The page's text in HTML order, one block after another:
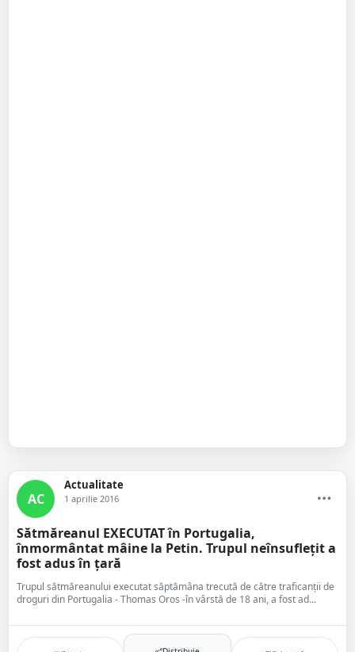
AC
Actualitate
1 aprilie 2016
Sătmăreanul EXECUTAT în Portugalia,
înmormântat mâine la Petin. Trupul neînsuflețit a
fost adus în țară
Trupul sătmăreanului executat săptămâna trecută de către traficanții de
droguri din Portugalia - Thomas Oros -în vârstă de 18 ani, a fost ad...